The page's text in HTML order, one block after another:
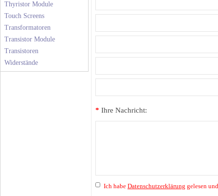
Thyristor Module
Touch Screens
Transformatoren
Transistor Module
Transistoren
Widerstände
* Ihre Nachricht:
Ich habe Datenschutzerklärung gelesen